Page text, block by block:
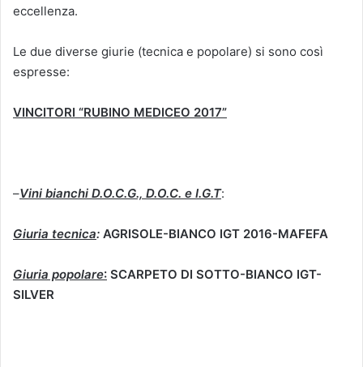
eccellenza.
Le due diverse giurie (tecnica e popolare) si sono così
espresse:
VINCITORI “RUBINO MEDICEO 2017”
–Vini bianchi D.O.C.G., D.O.C. e I.G.T:
Giuria tecnica: AGRISOLE-BIANCO IGT 2016-MAFEFA
Giuria popolare: SCARPETO DI SOTTO-BIANCO IGT-
SILVER